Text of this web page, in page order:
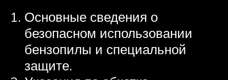
Основные сведения о
безопасном использовании
бензопилы и специальной
защите.